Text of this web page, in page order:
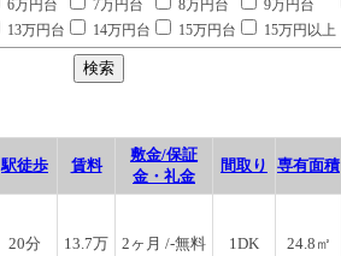
6万円台 7万円台 8万円台 9万円台
13万円台 14万円台 15万円台 15万円以上
駅徒歩 賃料
敷金/保証
金・礼金
間取り 専有面積
20分 13.7万 2ヶ月 /-無料 1DK 24.8㎡